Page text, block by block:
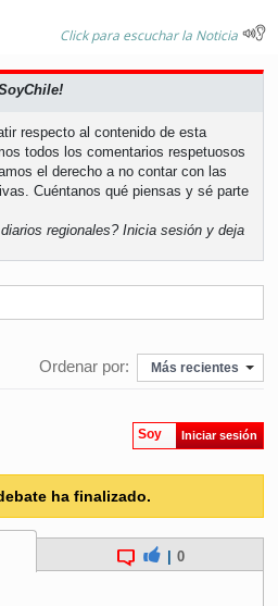
Click para escuchar la Noticia
respecto al contenido de esta
todos los comentarios respetuosos
el derecho a no contar con las
Cuéntanos qué piensas y sé parte
regionales?Inicia sesión y deja
Ordenar por: Más recientes
Soy Iniciar sesión
ha finalizado.
0